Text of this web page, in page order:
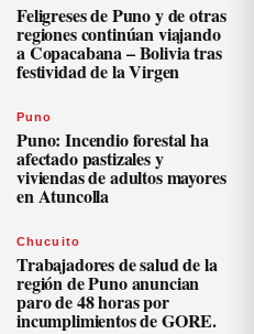
Feligreses de Puno y de otras
regiones continúan viajando
a Copacabana – Bolivia tras
festividad de la Virgen
Puno
Puno: Incendio forestal ha
afectado pastizales y
viviendas de adultos mayores
en Atuncolla
Chucuito
Trabajadores de salud de la
región de Puno anuncian
paro de 48 horas por
incumplimientos de GORE.